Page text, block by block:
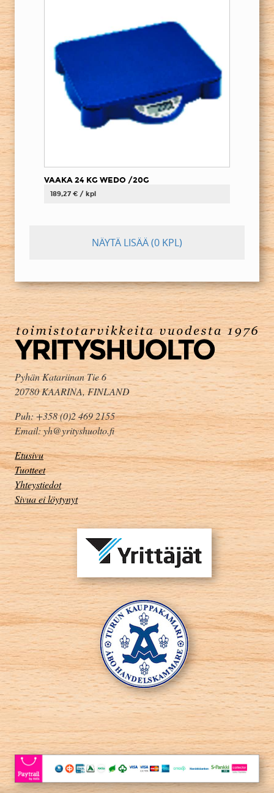
VAAKA 24 KG WEDO /20G
189,27 € / kpl
NÄYTÄ LISÄÄ(0 KPL)
Pyhän Katariinan Tie 6
20780 KAARINA, FINLAND
Puh: +358 (0)2 469 2155
Email: yh@yrityshuolto.fi
Etusivu
Tuotteet
Yhteystiedot
Sivua ei löytynyt